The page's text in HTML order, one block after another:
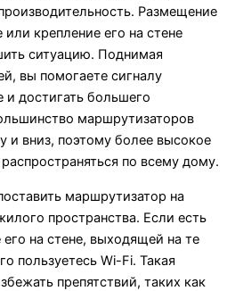
Размещение
крепление его на стене
ситуацию. Поднимая
вы помогаете сигналу
и достигать большего
маршрутизаторов
и вниз, поэтому более высокое
по всему дому.
маршрутизатор на
пространства. Если есть
на стене, выходящей на те
пользуетесь Wi-Fi. Такая
препятствий, таких как